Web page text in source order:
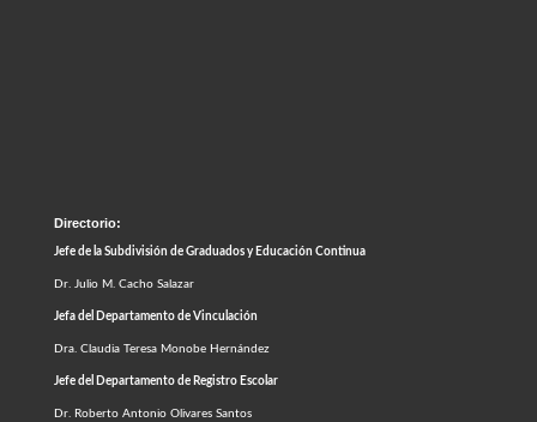
Directorio:
Jefe de la Subdivisión de Graduados y Educación Continua
Dr. Julio M. Cacho Salazar
Jefa del Departamento de Vinculación
Dra. Claudia Teresa Monobe Hernández
Jefe del Departamento de Registro Escolar
Dr. Roberto Antonio Olivares Santos